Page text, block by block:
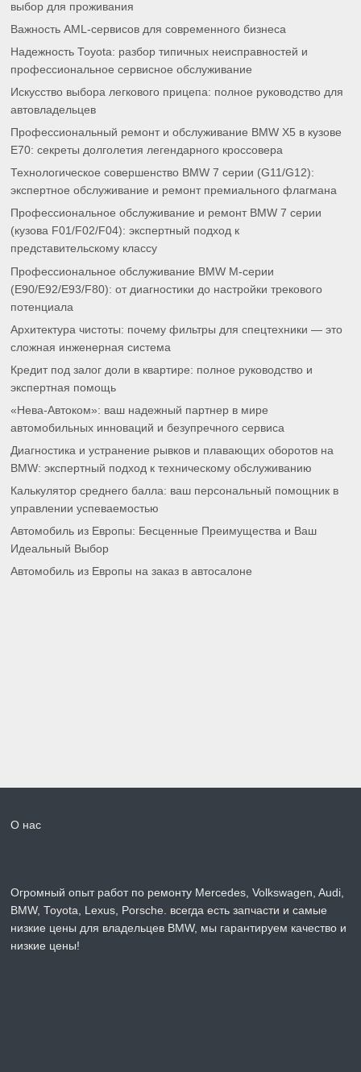
выбор для проживания
Важность AML-сервисов для современного бизнеса
Надежность Toyota: разбор типичных неисправностей и
профессиональное сервисное обслуживание
Искусство выбора легкового прицепа: полное руководство для
автовладельцев
Профессиональный ремонт и обслуживание BMW X5 в кузове
E70: секреты долголетия легендарного кроссовера
Технологическое совершенство BMW 7 серии (G11/G12):
экспертное обслуживание и ремонт премиального флагмана
Профессиональное обслуживание и ремонт BMW 7 серии
(кузова F01/F02/F04): экспертный подход к
представительскому классу
Профессиональное обслуживание BMW M-серии
(E90/E92/E93/F80): от диагностики до настройки трекового
потенциала
Архитектура чистоты: почему фильтры для спецтехники — это
сложная инженерная система
Кредит под залог доли в квартире: полное руководство и
экспертная помощь
«Нева-Автоком»: ваш надежный партнер в мире
автомобильных инноваций и безупречного сервиса
Диагностика и устранение рывков и плавающих оборотов на
BMW: экспертный подход к техническому обслуживанию
Калькулятор среднего балла: ваш персональный помощник в
управлении успеваемостью
Автомобиль из Европы: Бесценные Преимущества и Ваш
Идеальный Выбор
Автомобиль из Европы на заказ в автосалоне
О нас
Огромный опыт работ по ремонту Mercedes, Volkswagen, Audi,
BMW, Toyota, Lexus, Porsche. всегда есть запчасти и самые
низкие цены для владельцев BMW, мы гарантируем качество и
низкие цены!